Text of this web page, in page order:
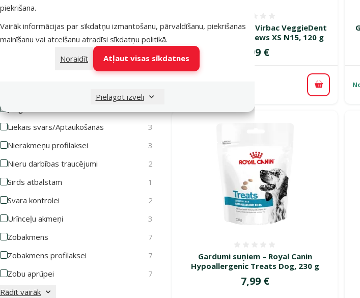
piekrišana.
Vairāk informācijas par sīkdatņu izmantošanu, pārvaldīšanu, piekrišanas
mainīšanu vai atcelšanu atradīsi sīkdatņu politikā.
Noraidīt
Atļaut visas sīkdatnes
Pielāgot izvēli
Atlasīt pēc: veselības stāvoklis
Alerģijas
5
Bez veselības traucējumiem
Gremošanas sistēmas atbalstam
1
Liekais svars/Aptaukošanās
3
Nierakmeņu profilaksei
3
Nieru darbības traucējumi
2
Sirds atbalstam
1
Svara kontrolei
2
Urīnceļu akmeņi
3
Zobakmens
7
Zobakmens profilaksei
7
Zobu aprūpei
7
Rādīt vairāk
Gardums suņiem – Virbac VeggieDent
FR3SH™ Dental Chews XS N15, 120 g
Cena
9,99 €
Pievienot
Gardumi suņiem – Royal Canin
Hypoallergenic Treats Dog, 230 g
Cena
7,99 €